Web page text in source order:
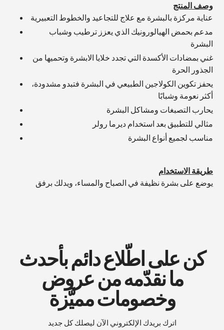
عربة
التسوق
وصف المنتج
عناية مركزة بالبشرة مع علاج للتجاعيد والخطوط التعبيرية
مدعم بحمض الهيالورونيك الذي يعزز ترطيب وشباب
البشرة
غني بمضادات الأكسدة التي تجدد خلايا الابشرة وتحميها من
الجذور الحرة
يحفز تكوين الكولاجين الطبيعي في البشرة فتبدو مشدودة،
أكثر نعومة وشبابًا
يحارب التصبغات ومشاكل البشرة
مثالي للتطبيق بعد استخدام ديرما رولر
مناسب لجميع أنواع البشرة
طريقة الاستخدام
يوضع على بشرة نظيفة في الصباح والمساء، ويدلك برفق
كن على اطّلاع دائم بأحدث
ما نقدّمه من عروض
وخصومات مميَّزة
اترك بريدك الإلكتروني الآن ليصلك كل جديد